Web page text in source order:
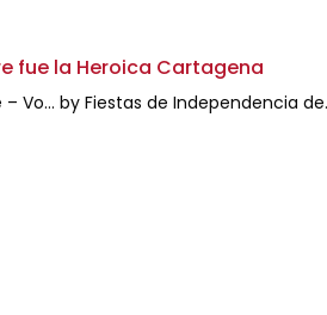
fue la Heroica Cartagena
Vo… by Fiestas de Independencia